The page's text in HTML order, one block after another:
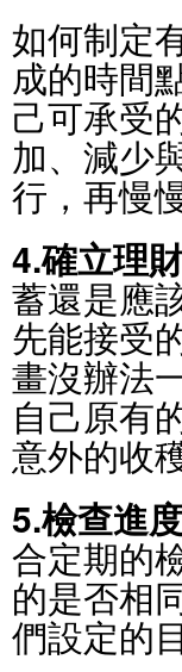
如何制定
成的時間
己可承受
加、減少
行，再慢
4.確立理
蓄還是應
先能接受
畫沒辦法
自己原有
意外的收穫
5.檢查進
合定期的
的是否相
們設定的